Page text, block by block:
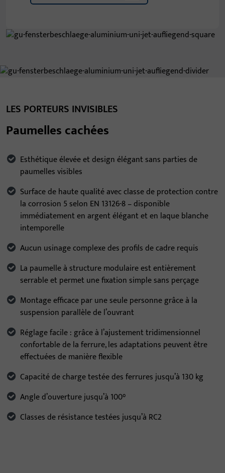
LES PORTEURS INVISIBLES
Paumelles cachées
Esthétique élevée et design élégant sans parties de
paumelles visibles
Surface de haute qualité avec classe de protection contre
la corrosion 5 selon EN 13126-8 – disponible
immédiatement en argent élégant et en laque blanche
intemporelle
Aucun usinage complexe des profils de cadre requis
La paumelle à structure modulaire est entièrement
serrable et permet une fixation simple sans perçage
Montage efficace par une seule personne grâce à la
suspension parallèle de l’ouvrant
Réglage facile : grâce à l’ajustement tridimensionnel
confortable de la ferrure, les adaptations peuvent être
effectuées de manière flexible
Capacité de charge testée des ferrures jusqu’à 130 kg
Angle d’ouverture jusqu’à 100°
Classes de résistance testées jusqu’à RC2